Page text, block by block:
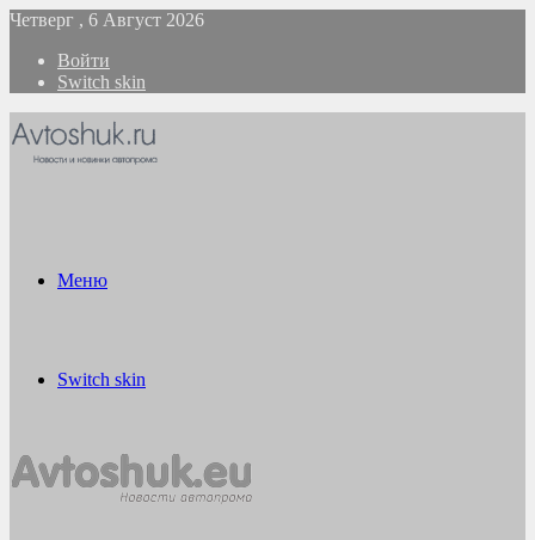
Четверг , 6 Август 2026
Войти
Switch skin
Меню
Switch skin